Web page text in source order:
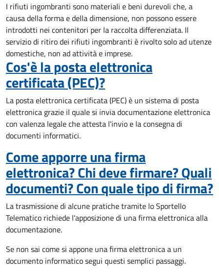
I rifiuti ingombranti sono materiali e beni durevoli che, a
causa della forma e della dimensione, non possono essere
introdotti nei contenitori per la raccolta differenziata. Il
servizio di ritiro dei rifiuti ingombranti è rivolto solo ad utenze
domestiche, non ad attività e imprese.
Cos'è la posta elettronica
certificata (PEC)?
La posta elettronica certificata (PEC) è un sistema di posta
elettronica grazie il quale si invia documentazione elettronica
con valenza legale che attesta l'invio e la consegna di
documenti informatici.
Come apporre una firma
elettronica? Chi deve firmare? Quali
documenti? Con quale tipo di firma?
La trasmissione di alcune pratiche tramite lo Sportello
Telematico richiede l'apposizione di una firma elettronica alla
documentazione.
Se non sai come si appone una firma elettronica a un
documento informatico segui questi semplici passaggi.